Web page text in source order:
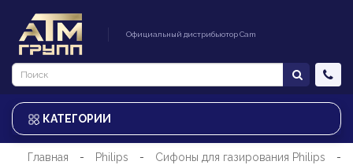
Официальный дистрибьютор Cam
КАТЕГОРИИ
Главная Philips
Сифоны для газирования Philips